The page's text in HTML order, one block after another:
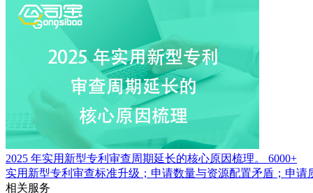
2025 年实用新型专利审查周期延长的核心原因梳理。
6000+
实用新型专利审查标准升级；申请数量与资源配置矛盾；申请
相关服务